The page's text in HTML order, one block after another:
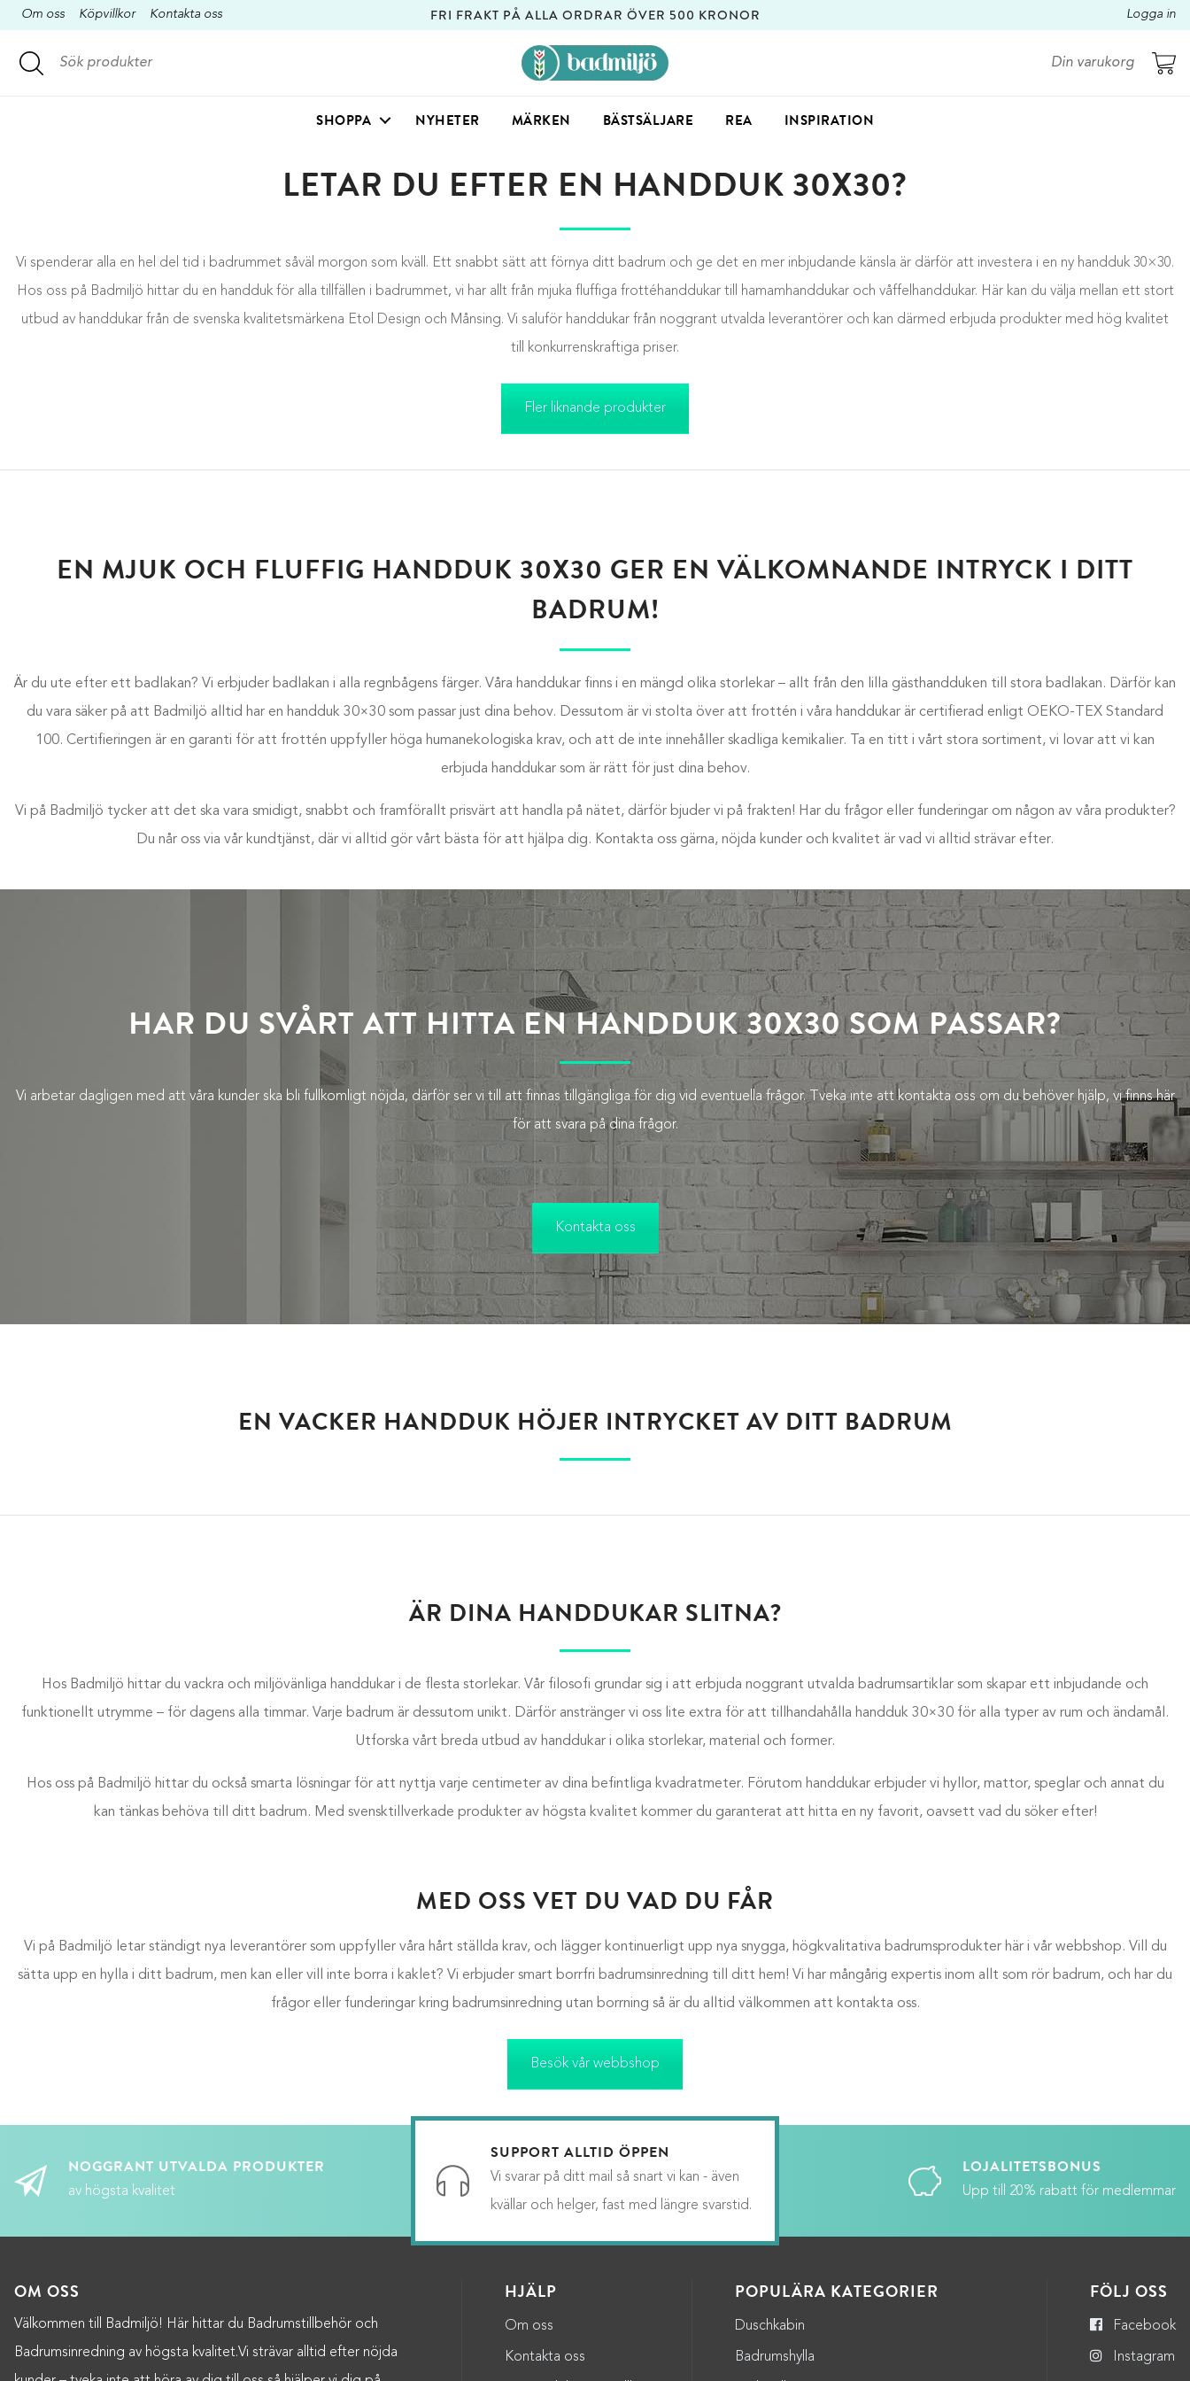
Om oss Köpvillkor Kontakta oss FRI FRAKT PÅ ALLA ORDRAR ÖVER 500 KRONOR Logga in
Din varukorg
SHOPPA NYHETER MÄRKEN BÄSTSÄLJARE REA INSPIRATION
LETAR DU EFTER EN HANDDUK 30X30?
Vi spenderar alla en hel del tid i badrummet såväl morgon som kväll. Ett snabbt sätt att förnya ditt badrum och ge det en mer inbjudande känsla är därför att investera i en ny handduk 30×30.
Hos oss på Badmiljö hittar du en handduk för alla tillfällen i badrummet, vi har allt från mjuka fluffiga frottéhanddukar till hamamhanddukar och våffelhanddukar. Här kan du välja mellan ett stort
utbud av handdukar från de svenska kvalitetsmärkena Etol Design och Månsing. Vi saluför handdukar från noggrant utvalda leverantörer och kan därmed erbjuda produkter med hög kvalitet
till konkurrenskraftiga priser.
Fler liknande produkter
EN MJUK OCH FLUFFIG HANDDUK 30X30 GER EN VÄLKOMNANDE INTRYCK I DITT
BADRUM!
Är du ute efter ett badlakan? Vi erbjuder badlakan i alla regnbågens färger. Våra handdukar finns i en mängd olika storlekar – allt från den lilla gästhandduken till stora badlakan. Därför kan
du vara säker på att Badmiljö alltid har en handduk 30×30 som passar just dina behov. Dessutom är vi stolta över att frottén i våra handdukar är certifierad enligt OEKO-TEX Standard
100. Certifieringen är en garanti för att frottén uppfyller höga humanekologiska krav, och att de inte innehåller skadliga kemikalier. Ta en titt i vårt stora sortiment, vi lovar att vi kan
erbjuda handdukar som är rätt för just dina behov.
Vi på Badmiljö tycker att det ska vara smidigt, snabbt och framförallt prisvärt att handla på nätet, därför bjuder vi på frakten! Har du frågor eller funderingar om någon av våra produkter?
Du når oss via vår kundtjänst, där vi alltid gör vårt bästa för att hjälpa dig. Kontakta oss gärna, nöjda kunder och kvalitet är vad vi alltid strävar efter.
HAR DU SVÅRT ATT HITTA EN HANDDUK 30X30 SOM PASSAR?
Vi arbetar dagligen med att våra kunder ska bli fullkomligt nöjda, därför ser vi till att finnas tillgängliga för dig vid eventuella frågor. Tveka inte att kontakta oss om du behöver hjälp, vi finns här
för att svara på dina frågor.
Kontakta oss
EN VACKER HANDDUK HÖJER INTRYCKET AV DITT BADRUM
ÄR DINA HANDDUKAR SLITNA?
Hos Badmiljö hittar du vackra och miljövänliga handdukar i de flesta storlekar. Vår filosofi grundar sig i att erbjuda noggrant utvalda badrumsartiklar som skapar ett inbjudande och
funktionellt utrymme – för dagens alla timmar. Varje badrum är dessutom unikt. Därför anstränger vi oss lite extra för att tillhandahålla handduk 30×30 för alla typer av rum och ändamål.
Utforska vårt breda utbud av handdukar i olika storlekar, material och former.
Hos oss på Badmiljö hittar du också smarta lösningar för att nyttja varje centimeter av dina befintliga kvadratmeter. Förutom handdukar erbjuder vi hyllor, mattor, speglar och annat du
kan tänkas behöva till ditt badrum. Med svensktillverkade produkter av högsta kvalitet kommer du garanterat att hitta en ny favorit, oavsett vad du söker efter!
MED OSS VET DU VAD DU FÅR
Vi på Badmiljö letar ständigt nya leverantörer som uppfyller våra hårt ställda krav, och lägger kontinuerligt upp nya snygga, högkvalitativa badrumsprodukter här i vår webbshop. Vill du
sätta upp en hylla i ditt badrum, men kan eller vill inte borra i kaklet? Vi erbjuder smart borrfri badrumsinredning till ditt hem! Vi har mångårig expertis inom allt som rör badrum, och har du
frågor eller funderingar kring badrumsinredning utan borrning så är du alltid välkommen att kontakta oss.
Besök vår webbshop
NOGGRANT UTVALDA PRODUKTER
av högsta kvalitet
SUPPORT ALLTID ÖPPEN
Vi svarar på ditt mail så snart vi kan - även
kvällar och helger, fast med längre svarstid.
LOJALITETSBONUS
Upp till 20% rabatt för medlemmar
OM OSS
Välkommen till Badmiljö! Här hittar du Badrumstillbehör och
Badrumsinredning av högsta kvalitet.Vi strävar alltid efter nöjda
HJÄLP
Om oss
Kontakta oss
POPULÄRA KATEGORIER
Duschkabin
Badrumshylla
FÖLJ OSS
Facebook
Instagram